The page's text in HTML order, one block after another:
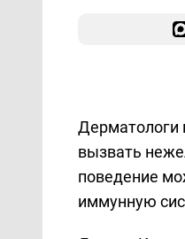
Дерматологи
вызвать
поведение
иммунную